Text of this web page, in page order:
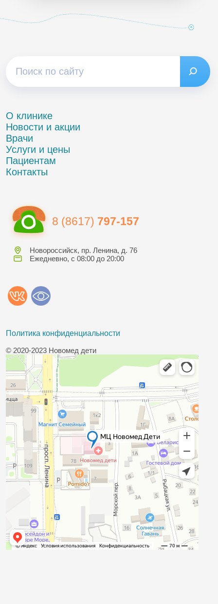
О клинике
Новости и акции
Врачи
Услуги и цены
Пациентам
Контакты
8 (8617) 797-157
Новороссийск, пр. Ленина, д. 76
Ежедневно, с 08:00 до 20:00
Политика конфиденциальности
© 2020-2023 Новомед дети